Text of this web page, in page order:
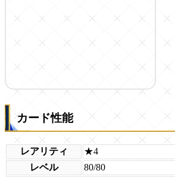
カード性能
レアリティ
★4
レベル
80/80